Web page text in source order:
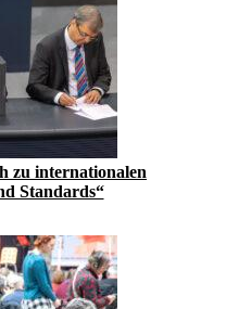
zu internationalen
Standards“